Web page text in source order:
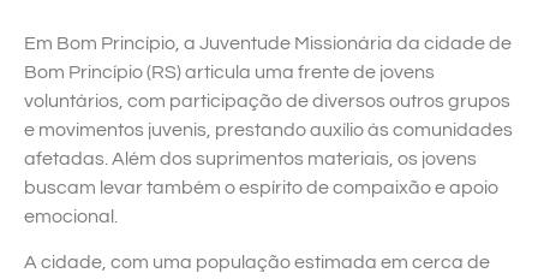
Em Bom Princípio, a Juventude Missionária da cidade de
Bom Princípio (RS) articula uma frente de jovens
voluntários, com participação de diversos outros grupos
e movimentos juvenis, prestando auxílio às comunidades
afetadas. Além dos suprimentos materiais, os jovens
buscam levar também o espírito de compaixão e apoio
emocional.
A cidade, com uma população estimada em cerca de